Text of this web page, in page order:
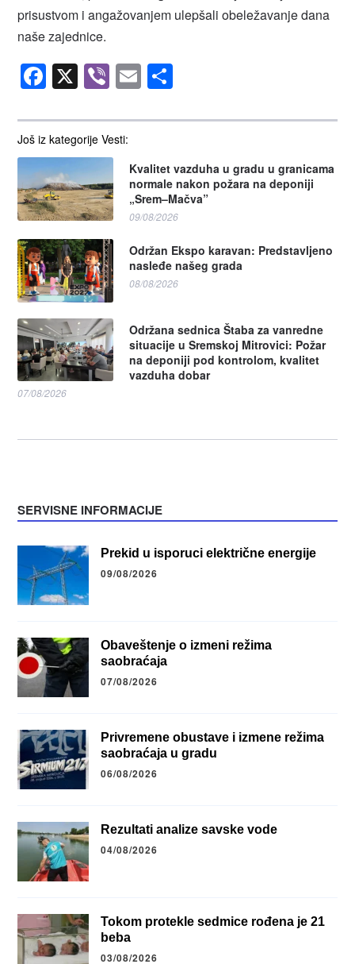
Još iz kategorije Vesti:
Kvalitet vazduha u gradu u granicama
normale nakon požara na deponiji
„Srem–Mačva”
09/08/2026
Održan Ekspo karavan: Predstavljeno
nasleđe našeg grada
08/08/2026
Održana sednica Štaba za vanredne
situacije u Sremskoj Mitrovici: Požar
na deponiji pod kontrolom, kvalitet
vazduha dobar
07/08/2026
prisustvom i angažovanjem ulepšali obeležavanje dana
naše zajednice.
Facebook
X Viber
Email
SERVISNE INFORMACIJE
Prekid u isporuci električne energije
09/08/2026
Obaveštenje o izmeni režima
saobraćaja
07/08/2026
Privremene obustave i izmene režima
saobraćaja u gradu
06/08/2026
Rezultati analize savske vode
04/08/2026
Tokom protekle sedmice rođena je 21
beba
03/08/2026